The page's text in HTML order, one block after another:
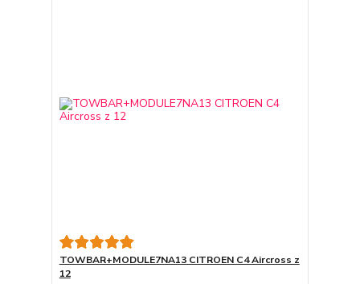
TOWBAR+MODULE7NA13 CITROEN C4 Aircross z
12